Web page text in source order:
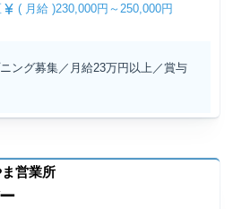
( 月給 )230,000円～ 250,000円
ング募集／月給23万円以上／賞与
営業所